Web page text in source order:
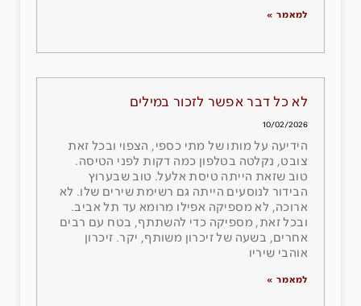
למאמר »
לא כל דבר אפשר לזכור במילים
10/02/2026
הידיעה על מותו של מתי כספי, הצפוי ובכל זאת
צובט, נקלטה בטלפון כמה דקות לפני הטיסה.
טוב שזאת הייתה טיסת אלעל. טוב שבערוץ
הבידור לנוסעים הייתה גם רשימת שירים שלו. לא
ארוכה, לא מספיקה אפילו מרומא עד תל אביב.
ובכל זאת, מספיקה כדי להשתתף, בטח עם רבים
אחרים, בשעה של זיכרון משותף, יקר. זיכרון
אוהבי שיריו
למאמר »